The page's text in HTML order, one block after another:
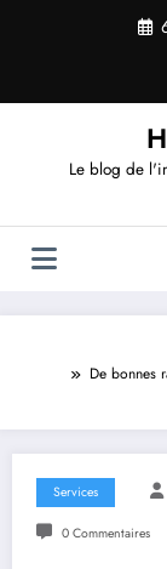
Le blog de
De bonnes
Services
0 Commentaires